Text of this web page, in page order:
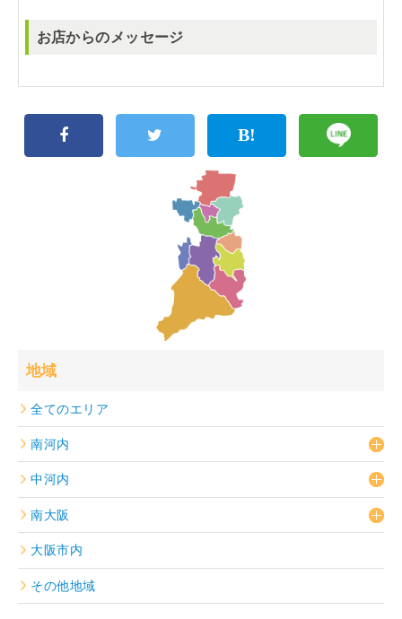
お店からのメッセージ
地域
全てのエリア
南河内
中河内
南大阪
大阪市内
その他地域